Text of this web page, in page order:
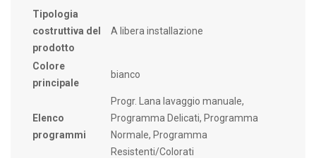
Tipologia
costruttiva del
prodotto
A libera installazione
Colore
principale
bianco
Elenco
programmi
Progr. Lana lavaggio manuale,
Programma Delicati, Programma
Normale, Programma
Resistenti/Colorati